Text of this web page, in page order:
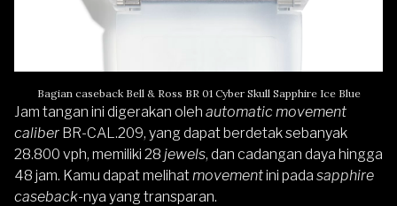
Bagian caseback Bell & Ross BR 01 Cyber Skull Sapphire Ice Blue
Jam tangan ini digerakan oleh automatic movement
caliber BR-CAL.209, yang dapat berdetak sebanyak
28.800 vph, memiliki 28 jewels, dan cadangan daya hingga
48 jam. Kamu dapat melihatmovementini pada sapphire
caseback-nya yang transparan.